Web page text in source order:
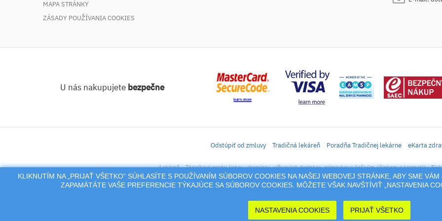
MAPA STRÁNKY
ZÁSADY POUŽÍVANIA COOKIES
KLIKNUTÍM NA „PRIJAŤ VŠETKO“ SÚHLASÍTE S POUŽÍVANÍM SÚBOROV COOKIES NA NAŠEJ WEBOVEJ STRÁNKE, ABY SME
ZAPAMÄTÁTE VAŠE PREFERENCIE TÝKAJÚCE SA SÚBOROV COOKIES. MÔŽETE VŠAK NAVŠTÍVIŤ „NASTAVENIA
NASTAVENIA COOKIES PRIJAŤ VŠETKO
U nás nakupujete bezpečne
Odstúpiť od zmluvy Tradičná lekáreň Poradňa Tradičnej lekárne eKarta
iLekáreň – Zásielkový predaj liekov, vitamínov, výživových doplnkov, prípravkov s liečivým účinkom a kozmetiky.
Na tento portál sa vzťahujú autorské práva a akákoľvek jeho reprodukcia (používanie, kopírovanie,
alebo reprodukcia jeho časti (prevzatie obrázkov, textov a pod.) podlieha predošlému písomnému